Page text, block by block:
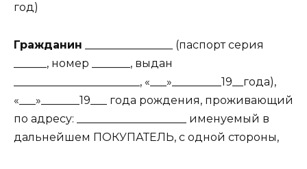
год)
Гражданин ________________ (паспорт серия
______, номер _______, выдан
_______________________, «___»_________19__года),
«___»_______19___ года рождения, проживающий
по адресу: ____________________ именуемый в
дальнейшем ПОКУПАТЕЛЬ, с одной стороны,